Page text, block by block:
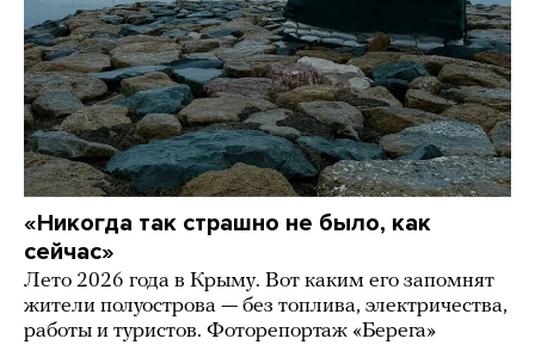
«Никогда так страшно не было, как
сейчас»
Лето 2026 года в Крыму. Вот каким его запомнят
жители полуострова — без топлива, электричества,
работы и туристов. Фоторепортаж «Берега»